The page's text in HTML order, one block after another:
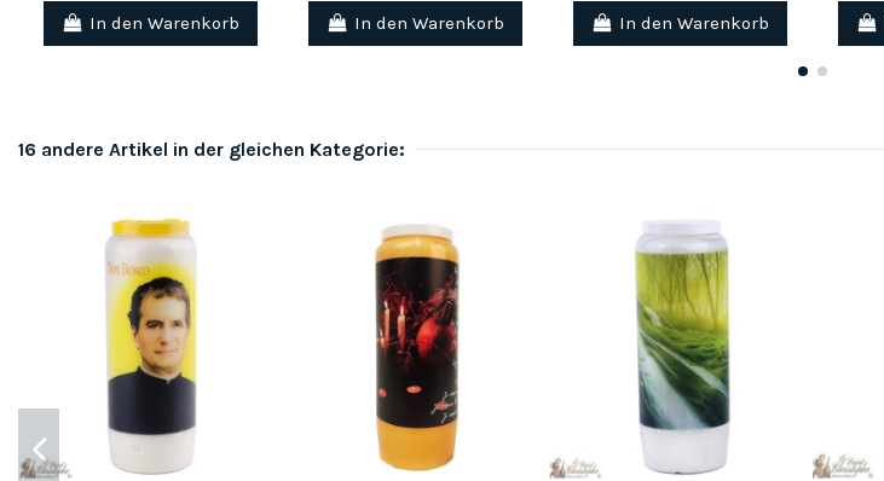
In den Warenkorb In den Warenkorb In den Warenkorb
16 andere Artikel in der gleichen Kategorie: